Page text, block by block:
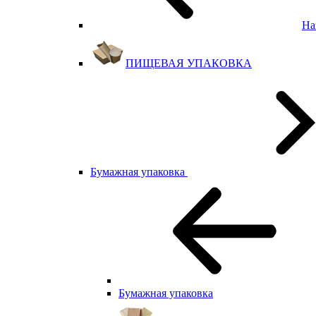
ПИЩЕВАЯ УПАКОВКА
Бумажная упаковка
Бумажная упаковка